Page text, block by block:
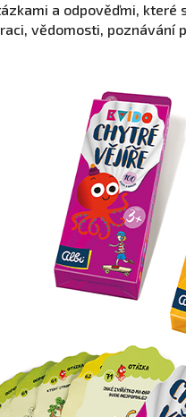
a odpověďmi, které
vědomosti, poznávání